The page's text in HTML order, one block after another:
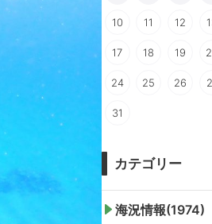
10 11 12
17 18 19
24 25 26
31
カテゴリー
海況情報(1974)